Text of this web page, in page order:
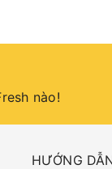
nào!
HƯỚNG